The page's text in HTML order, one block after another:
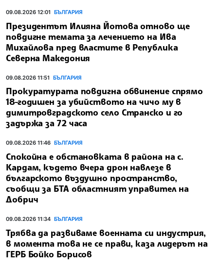
09.08.2026 12:01 БЪЛГАРИЯ
Президентът Илияна Йотова отново ще
повдигне темата за лечението на Ива
Михайлова пред властите в Република
Северна Македония
09.08.2026 11:51 БЪЛГАРИЯ
Прокуратурата повдигна обвинение спрямо
18-годишен за убийството на чичо му в
димитровградското село Странско и го
задържа за 72 часа
09.08.2026 11:46 БЪЛГАРИЯ
Спокойна е обстановката в района на с.
Кардам, където вчера дрон навлезе в
българското въздушно пространство,
съобщи за БТА областният управител на
Добрич
09.08.2026 11:34 БЪЛГАРИЯ
Трябва да развиваме военната си индустрия,
в момента това не се прави, каза лидерът на
ГЕРБ Бойко Борисов